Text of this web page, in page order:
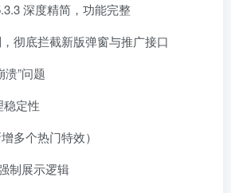
深度精简，功能完整
彻底拦截新版弹窗与推广接口
溃”问题
稳定性
多个热门特效）
制展示逻辑